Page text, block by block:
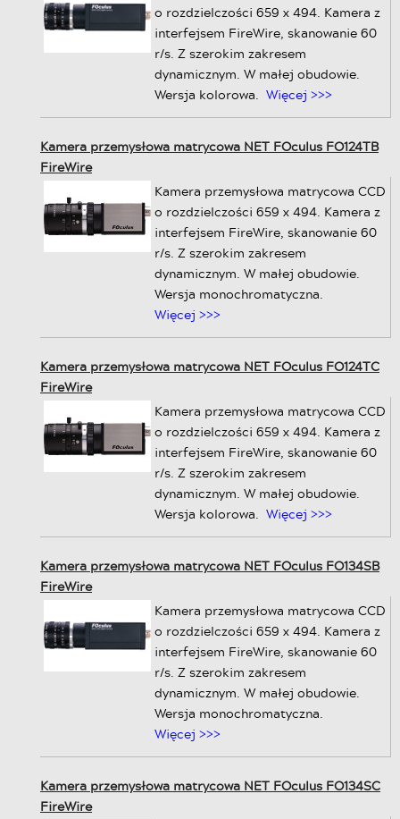
o rozdzielczości 659 x 494. Kamera z
interfejsem FireWire, skanowanie 60
r/s. Z szerokim zakresem
dynamicznym. W małej obudowie.
Wersja kolorowa. Więcej >>>
Kamera przemysłowa matrycowa NET FOculus FO124TB
FireWire
Kamera przemysłowa matrycowa CCD
o rozdzielczości 659 x 494. Kamera z
interfejsem FireWire, skanowanie 60
r/s. Z szerokim zakresem
dynamicznym. W małej obudowie.
Wersja monochromatyczna.
Więcej >>>
Kamera przemysłowa matrycowa NET FOculus FO124TC
FireWire
Kamera przemysłowa matrycowa CCD
o rozdzielczości 659 x 494. Kamera z
interfejsem FireWire, skanowanie 60
r/s. Z szerokim zakresem
dynamicznym. W małej obudowie.
Wersja kolorowa. Więcej >>>
Kamera przemysłowa matrycowa NET FOculus FO134SB
FireWire
Kamera przemysłowa matrycowa CCD
o rozdzielczości 659 x 494. Kamera z
interfejsem FireWire, skanowanie 60
r/s. Z szerokim zakresem
dynamicznym. W małej obudowie.
Wersja monochromatyczna.
Więcej >>>
Kamera przemysłowa matrycowa NET FOculus FO134SC
FireWire